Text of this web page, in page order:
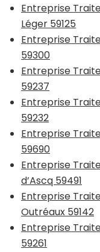
Entreprise
Léger 59125
Entreprise
59300
Entreprise
59237
Entreprise
59232
Entreprise
59690
Entreprise
d’Ascq 59491
Entreprise
Outréaux 59142
Entreprise
59261